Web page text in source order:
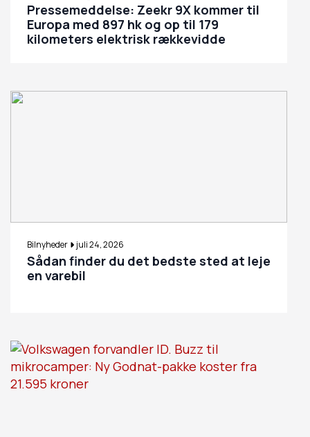
Pressemeddelse: Zeekr 9X kommer til
Europa med 897 hk og op til 179
kilometers elektrisk rækkevidde
Bilnyheder juli 24, 2026
Sådan finder du det bedste sted at leje
en varebil